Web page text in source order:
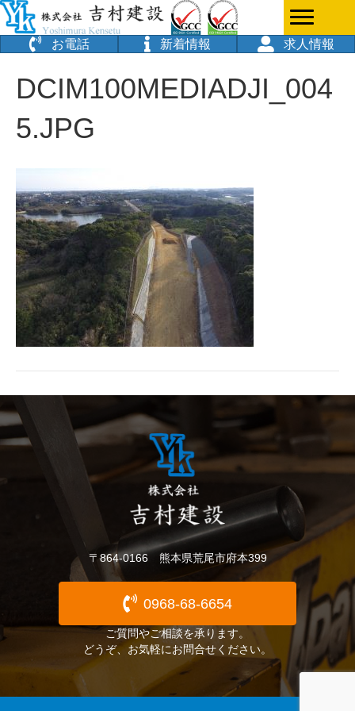
お電話 新着情報 求人情報
DCIM100MEDIADJI_004
5.JPG
〒864-0166 熊本県荒尾市府本399
0968-68-6654
ご質問やご相談を承ります。
どうぞ、お気軽にお問合せください。